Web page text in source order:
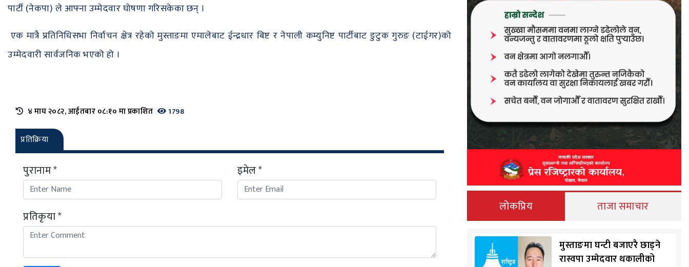
पार्टी (नेकपा) ले आफ्ना उम्मेदवार घोषणा गरिसकेका छन् ।
एक मात्रै प्रतिनिधिसभा निर्वाचन क्षेत्र रहेको मुस्ताङमा एमालेबाट ईन्द्रधार बिष्ट र नेपाली कम्युनिष्ट पार्टीबाट ङुटुक गुरुङ (टाईगर)को
उम्मेदवारी सार्वजनिक भएको हो ।
४ माघ २०८२, आईतबार ०८:१० मा प्रकाशित 1798
प्रतिक्रिया
पुरानाम * इमेल *
प्रतिकृया *
लोकप्रिय ताजा समाचार
मुस्ताङमा घन्टी बजाएरै छाड्ने
रास्वपा उम्मेदवार थकालीको